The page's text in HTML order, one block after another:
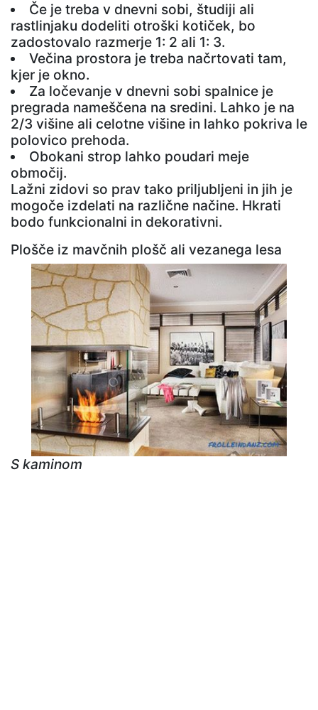
Če je treba v dnevni sobi, študiji ali
rastlinjaku dodeliti otroški kotiček, bo
zadostovalo razmerje 1: 2 ali 1: 3.
Večina prostora je treba načrtovati tam,
kjer je okno.
Za ločevanje v dnevni sobi spalnice je
pregrada nameščena na sredini. Lahko je na
2/3 višine ali celotne višine in lahko pokriva le
polovico prehoda.
Obokani strop lahko poudari meje
območij.
Lažni zidovi so prav tako priljubljeni in jih je
mogoče izdelati na različne načine. Hkrati
bodo funkcionalni in dekorativni.
Plošče iz mavčnih plošč ali vezanega lesa
S kaminom